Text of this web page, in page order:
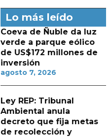
Lo más leído
Coeva de Ñuble da luz
verde a parque eólico
de US$172 millones de
inversión
agosto 7, 2026
Ley REP: Tribunal
Ambiental anula
decreto que fija metas
de recolección y